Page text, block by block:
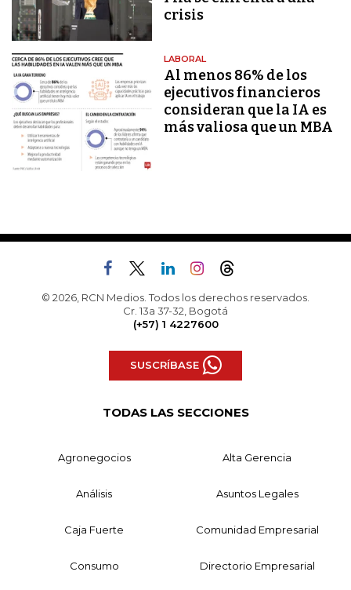
crisis
LABORAL
Al menos 86% de los
ejecutivos financieros
consideran que la IA es
más valiosa que un MBA
© 2026, RCN Medios. Todos los derechos reservados.
Cr. 13a 37-32, Bogotá
(+57) 1 4227600
SUSCRÍBASE
TODAS LAS SECCIONES
Agronegocios Alta Gerencia
Análisis Asuntos Legales
Caja Fuerte Comunidad Empresarial
Consumo Directorio Empresarial